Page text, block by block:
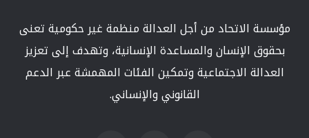
مؤسسة الاتحاد من أجل العدالة منظمة غير حكومية تعنى
بحقوق الإنسان والمساعدة الإنسانية، وتهدف إلى تعزيز
العدالة الاجتماعية وتمكين الفئات المهمشة عبر الدعم
القانوني والإنساني.